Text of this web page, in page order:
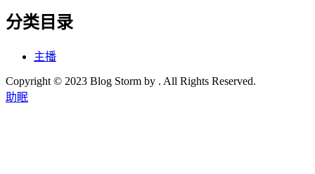
分类目录
主播
Copyright © 2023 Blog Storm by . All Rights Reserved.
助眠